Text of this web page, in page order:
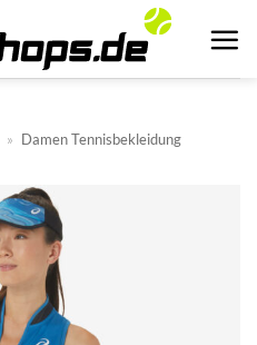
» Damen Tennisbekleidung